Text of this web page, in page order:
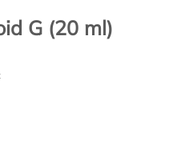
G (20 ml)